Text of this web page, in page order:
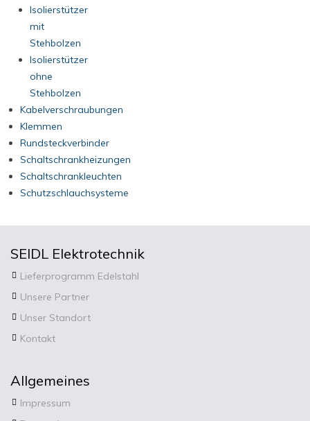
Isolierstützer
mit
Stehbolzen
Isolierstützer
ohne
Stehbolzen
Kabelverschraubungen
Klemmen
Rundsteckverbinder
Schaltschrankheizungen
Schaltschrankleuchten
Schutzschlauchsysteme
SEIDL Elektrotechnik
Lieferprogramm Edelstahl
Unsere Partner
Unser Standort
Kontakt
Allgemeines
Impressum